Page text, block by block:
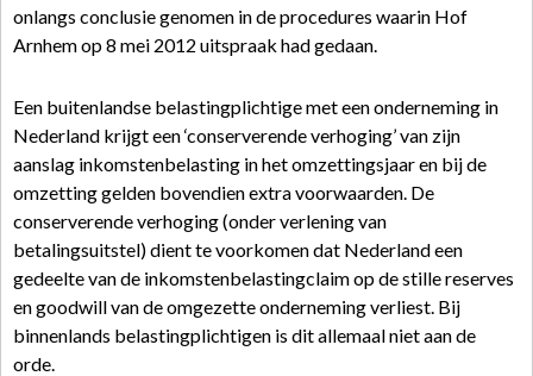
onlangs conclusie genomen in de procedures waarin Hof
Arnhem op 8 mei 2012 uitspraak had gedaan.
Een buitenlandse belastingplichtige met een onderneming in
Nederland krijgt een ‘conserverende verhoging’ van zijn
aanslag inkomstenbelasting in het omzettingsjaar en bij de
omzetting gelden bovendien extra voorwaarden. De
conserverende verhoging (onder verlening van
betalingsuitstel) dient te voorkomen dat Nederland een
gedeelte van de inkomstenbelastingclaim op de stille reserves
en goodwill van de omgezette onderneming verliest. Bij
binnenlands belastingplichtigen is dit allemaal niet aan de
orde.